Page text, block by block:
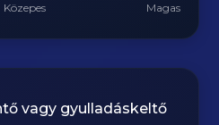
Közepes Magas
vagy gyulladáskeltő